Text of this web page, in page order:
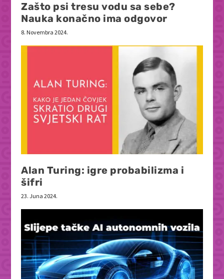
Zašto psi tresu vodu sa sebe?
Nauka konačno ima odgovor
8. Novembra 2024.
Alan Turing: igre probabilizma i
šifri
23. Juna 2024.